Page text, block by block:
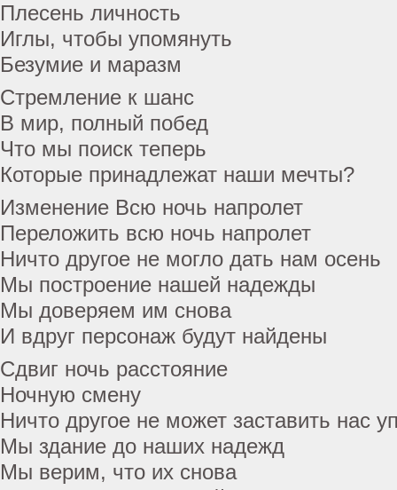
Плесень личность
Иглы, чтобы упомянуть
Безумие и маразм
Стремление к шанс
В мир, полный побед
Что мы поиск теперь
Которые принадлежат наши мечты?
Изменение Всю ночь напролет
Переложить всю ночь напролет
Ничто другое не могло дать нам осень
Мы построение нашей надежды
Мы доверяем им снова
И вдруг персонаж будут найдены
Сдвиг ночь расстояние
Ночную смену
Ничто другое не может заставить нас
Мы здание до наших надежд
Мы верим, что их снова